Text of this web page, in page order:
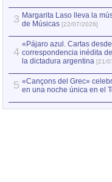
3 Margarita Laso lleva la
de Músicas [22/07/2026]
4
«Pájaro azul. Cartas
correspondencia inédita
la dictadura argentina [21/
5 «Cançons del Grec»
en una noche única en el